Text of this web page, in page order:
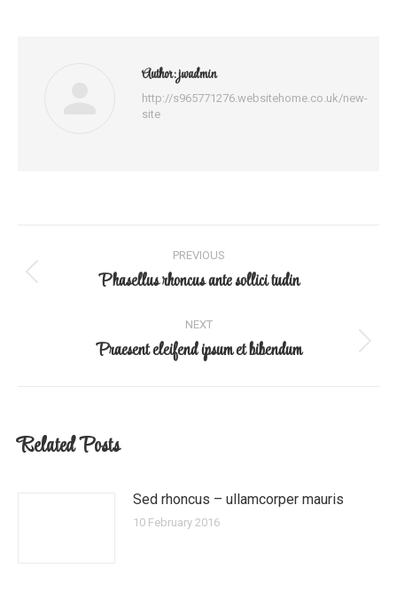
Author:jwadmin
http://s965771276.websitehome.co.uk/new-
site
navigation
PREVIOUS
Previous
Phasellus rhoncus ante sollici tudin
NEXT
Next
Praesent eleifend ipsum et bibendum
Related Posts
Sed rhoncus – ullamcorper mauris
10 February 2016